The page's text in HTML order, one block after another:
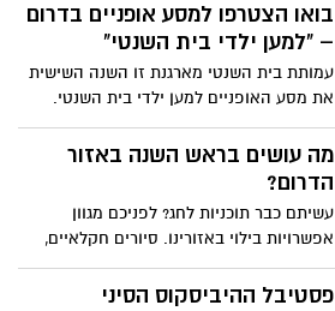
בואו הצטרפו למסע אופניים בדרום
– "למען ילדי בית השנטי"
עמותת בית השנטי מארגנת זו השנה השישית
את מסע האופניים למען ילדי בית השנטי.
מסע האופניים הינו לפי המסלול הבא ויכלול
סגירת כבישים. להלן הפירוט:
מה עושים בראש השנה באזור
הדרום?
עשיתם כבר תוכניות לחג? לפניכם מגוון
אפשרויות בילוי באזורינו. סיורים חקלאיים,
ביקור בבוסתן פירות אקזוטיים, גם טיולי
אופניים, עפיפונים צבעוניים, פעילויות
פסטיבל ההיביסקוס הסיני